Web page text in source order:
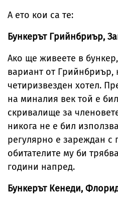
А ето кои са те:
Бункерът Грийнбриър,
Ако ще живеете в
вариант от Грийнбриър,
четиризвезден хотел.
на миналия век той е
скривалище за
никога не е бил
регулярно е зареждан с
обитателите му би
години напред.
Бункерът Кенеди,